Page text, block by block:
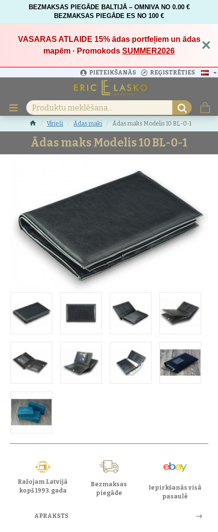
BEZMAKSAS PIEGĀDE BALTIJĀ – OMNIVA NO 0.00 €
BEZMAKSAS PIEGĀDE ES NO 100 €
VASARAS ATLAIDE 15%ādas portfeļiem un ādas
mapēm · Promokods SUMMER2026 ×
PIETEIKŠANĀS REĢISTRĒTIES
Vīrieši Ādas maki Ādas maks Modelis 10 BL-0-1
Ādas maks Modelis 10 BL-0-1
Ražojam Latvijā
kopš 1993. gada
Bezmaksas
piegāde
Iepirkšanās visā
pasaulē
APRAKSTS